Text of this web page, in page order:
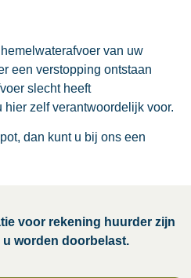
van uw
een verstopping ontstaan
slecht heeft
zelf verantwoordelijk voor.
dan kunt u bij ons een
voor rekening huurder zijn
worden doorbelast.